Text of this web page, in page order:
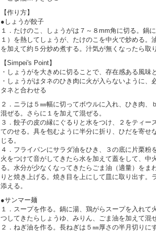
【作り方】
●しょうが餃子
１．たけのこ、しょうがは７～８mm角に切る。鍋
１）を熱してしょうが、たけのこを中火で炒める。
を加えて約５分炒め煮する。汁気が無くなったら取
【Simpei's Point】
・しょうがを大きめに切ることで、存在感ある風味
・しょうがはタネのひき肉に火が入らないように、
タネと合わせる
２．ニラは５㎜幅に切ってボウルに入れ、ひき肉、
混ぜる。さらに１を加えて混ぜる。
３．餃子の皮の縁にぐるりと水をつけ、２をティー
てのせる。具を包むように半分に折り、ひだを寄せ
じる。
４．フライパンにサラダ油をひき、３の底に片栗粉
火をつけて音がしてきたら水を加えて蓋をして、中
る。水分が少なくなってきたらごま油（適量）をま
りと焼き上げる。焼き目を上にして皿に取り出す。
添える。
●サンマー麺
１．スープを作る。鍋に湯、鶏がらスープを入れて
つしてきたらしょうゆ、みりん、ごま油を加えて混
２．ねぎ油を作る。長ねぎは５㎜厚さの半月切りに